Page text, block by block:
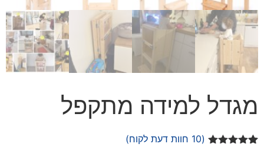
מגדל למידה מתקפל
(
10 חוות דעת לקוח)